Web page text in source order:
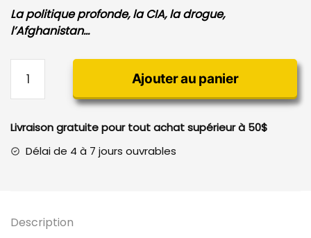
La politique profonde, la CIA, la drogue,
l’Afghanistan…
La
de
guerre
Ajouter au panier
Livraison gratuite pour tout achat supérieur à 50$
Délai de 4 à 7 jours ouvrables
Description